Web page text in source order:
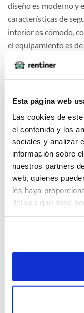
Esta página web
Las cookies de
el contenido y los
sociales y analizar
información sobre
nuestros partners
web, quienes
les haya
del uso que haya
diseño es moderno y
características de
interior es cómodo,
el equipamiento es
manejo es muy
excelente opción
La imagen del coche
ofertado. Los datos
obtenida de la
efectos informativos
Número de
Otras